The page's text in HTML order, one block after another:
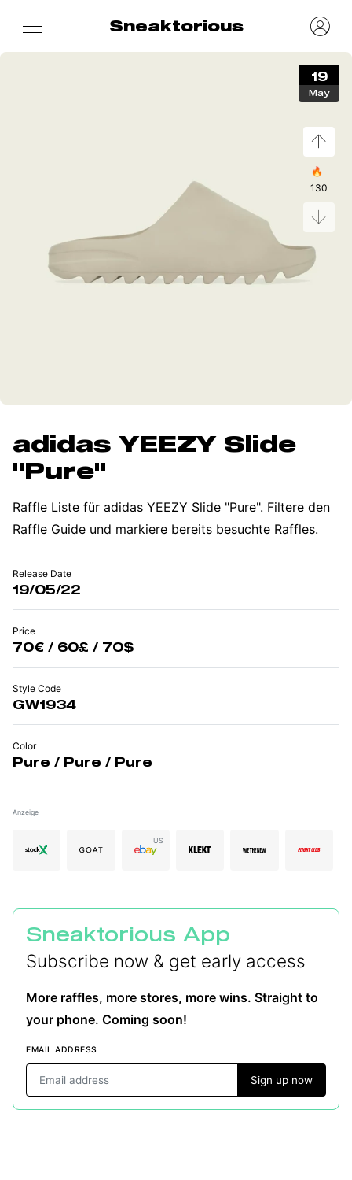
Sneaktorious
adidas YEEZY Slide
"Pure"
Raffle Liste für adidas YEEZY Slide "Pure". Filtere den
Raffle Guide und markiere bereits besuchte Raffles.
Release Date
19/05/22
Price
70€ / 60£ / 70$
Style Code
GW1934
Color
Pure / Pure / Pure
Anzeige
US
19
May
🔥
130
Sneaktorious App
Subscribe now & get early access
More raffles, more stores, more wins. Straight to
your phone. Coming soon!
EMAIL ADDRESS